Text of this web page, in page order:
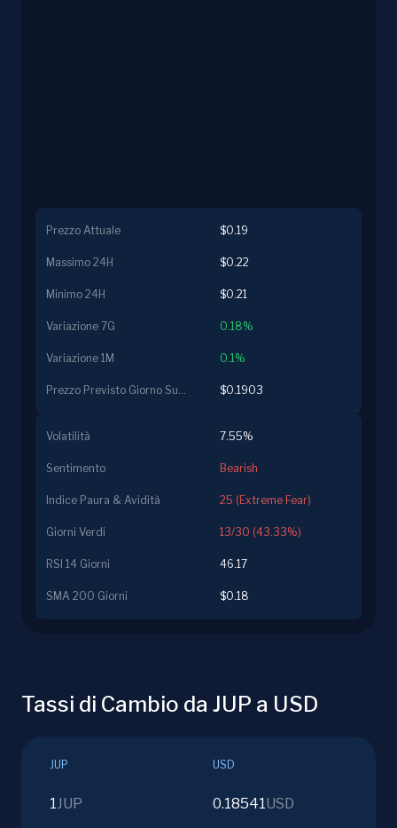
Prezzo Attuale $0.19
Massimo 24H $0.22
Minimo 24H $0.21
Variazione 7G 0.18%
Variazione 1M 0.1%
Prezzo Previsto Giorno Successivo $0.1903
Volatilità 7.55%
Sentimento Bearish
Indice Paura & Avidità 25 (Extreme Fear)
Giorni Verdi 13/30 (43.33%)
RSI 14 Giorni 46.17
SMA 200 Giorni $0.18
Tassi di Cambio da JUP a USD
JUP USD
1JUP 0.18541USD